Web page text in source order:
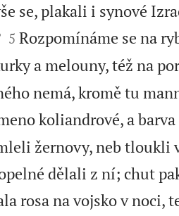
se, plakali i synové

5 Rozpomínáme se na
a melouny, též na
nemá, kromě tu
koliandrové, a
žernovy, neb tloukli
dělali z ní; chut
rosa na vojsko v noci,